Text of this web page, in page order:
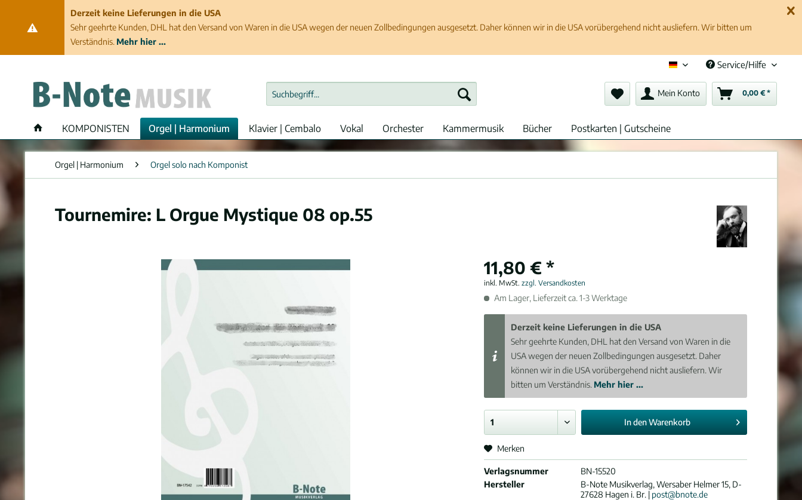
Derzeit keine Lieferungen in die USA
Sehr geehrte Kunden, DHL hat den Versand von Waren in die USA wegen der neuen Zollbedingungen ausgesetzt. Daher können wir in die USA vorübergehend nicht ausliefern. Wir bitten um
Verständnis. Mehr hier ...
Deutsch (de)
Service/Hilfe
Mein Konto 0,00 € *
KOMPONISTEN Orgel | Harmonium Klavier | Cembalo Vokal Orchester Kammermusik Bücher Postkarten | Gutscheine
Orgel | Harmonium Orgel solo nach Komponist
Tournemire: L Orgue Mystique 08 op.55
11,80 € *
inkl. MwSt.zzgl. Versandkosten
Am Lager, Lieferzeit ca. 1-3 Werktage
Derzeit keine Lieferungen in die USA
Sehr geehrte Kunden, DHL hat den Versand von Waren in die
USA wegen der neuen Zollbedingungen ausgesetzt. Daher
können wir in die USA vorübergehend nicht ausliefern. Wir
bitten um Verständnis. Mehr hier ...
In denWarenkorb
Merken
Verlagsnummer
BN-15520
Hersteller
B-Note Musikverlag, Wersaber Helmer 15, D-
27628 Hagen i. Br. | post@bnote.de